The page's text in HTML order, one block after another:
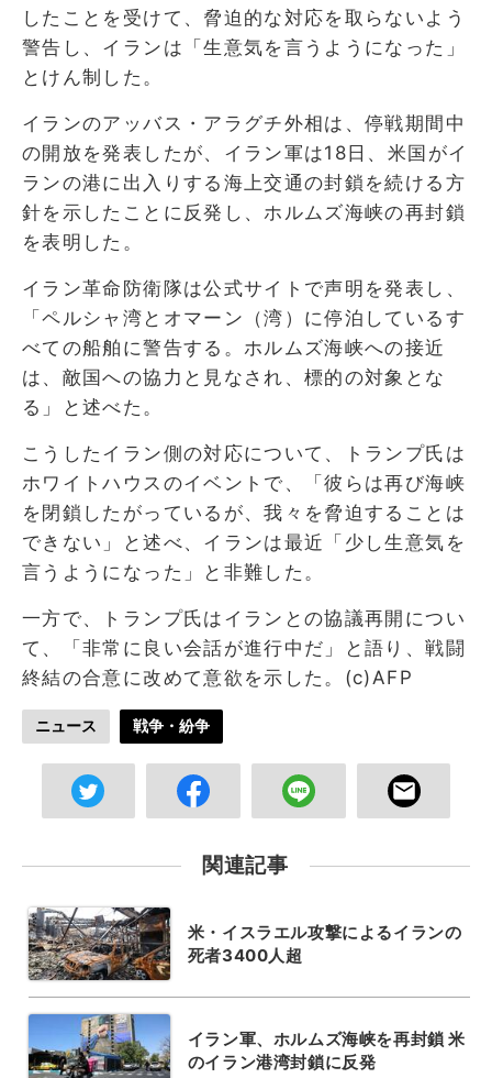
したことを受けて、脅迫的な対応を取らないよう
警告し、イランは「生意気を言うようになった」
とけん制した。
イランのアッバス・アラグチ外相は、停戦期間中
の開放を発表したが、イラン軍は18日、米国がイ
ランの港に出入りする海上交通の封鎖を続ける方
針を示したことに反発し、ホルムズ海峡の再封鎖
を表明した。
イラン革命防衛隊は公式サイトで声明を発表し、
「ペルシャ湾とオマーン（湾）に停泊しているす
べての船舶に警告する。ホルムズ海峡への接近
は、敵国への協力と見なされ、標的の対象とな
る」と述べた。
こうしたイラン側の対応について、トランプ氏は
ホワイトハウスのイベントで、「彼らは再び海峡
を閉鎖したがっているが、我々を脅迫することは
できない」と述べ、イランは最近「少し生意気を
言うようになった」と非難した。
一方で、トランプ氏はイランとの協議再開につい
て、「非常に良い会話が進行中だ」と語り、戦闘
終結の合意に改めて意欲を示した。(c)AFP
ニュース 戦争・紛争
関連記事
米・イスラエル攻撃によるイランの
死者3400人超
イラン軍、ホルムズ海峡を再封鎖 米
のイラン港湾封鎖に反発